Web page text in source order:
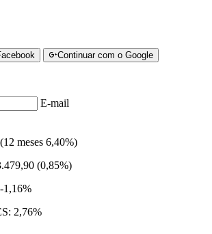
Continuar com o Google
E-mail
meses 6,40%)
(0,85%)
1,16%
2,76%